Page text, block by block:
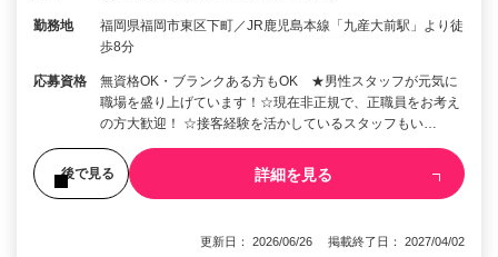
勤務地
福岡県福岡市東区下町／JR鹿児島本線「九産大前駅」より徒
歩8分
応募資格
無資格OK・ブランクある方もOK ★男性スタッフが元気に
職場を盛り上げています！☆現在非正規で、正職員をお考え
の方大歓迎！ ☆接客経験を活かしているスタッフもい…
後で見る 詳細を見る
更新日： 2026/06/26 掲載終了日： 2027/04/02